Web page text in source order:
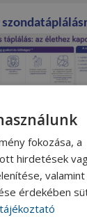
fokozása, a
hirdetések
valamint
érdekében